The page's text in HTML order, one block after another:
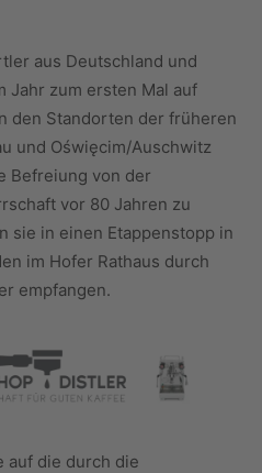
aus Deutschland und
Jahr zum ersten Mal auf
den Standorten der früheren
und Oświęcim/Auschwitz
Befreiung von der
vor 80 Jahren zu
sie in einen Etappenstopp in
im Hofer Rathaus durch
empfangen.
auf die durch die